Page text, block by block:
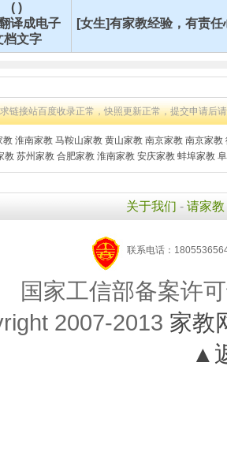
( )
译成电子
档文字
[女生]有家教经验，有责任
链接站百度收录正常，快照更新正常，提交申请后
教 淮南家教 马鞍山家教 黄山家教 南京家教 南京家教
教 苏州家教 合肥家教 淮南家教 安庆家教 蚌埠家教
关于我们 - 请家教
联系电话：
国家工信部备案许
2007-2013 家教
▲